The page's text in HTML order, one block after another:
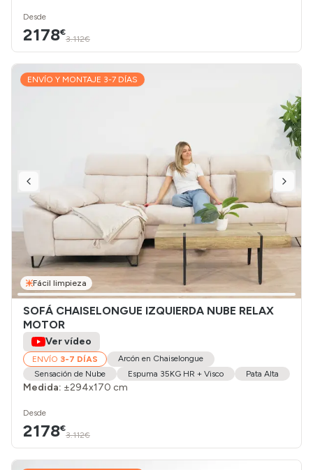
Desde
2178€
3.112€
ENVÍO Y MONTAJE 3-7 DÍAS
Fácil limpieza
SOFÁ CHAISELONGUE IZQUIERDA NUBE RELAX
MOTOR
Ver vídeo
ENVÍO 3-7 DÍAS
Arcón en Chaiselongue
Sensación de Nube
Espuma 35KG HR + Visco Pata Alta
Medida: ±294x170 cm
Desde
2178€
3.112€